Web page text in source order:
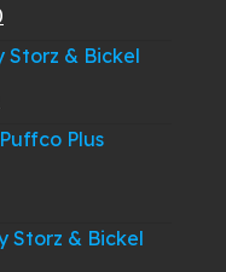
precio
$549.900.
Storz & Bickel
precio
Plus
Storz & Bickel